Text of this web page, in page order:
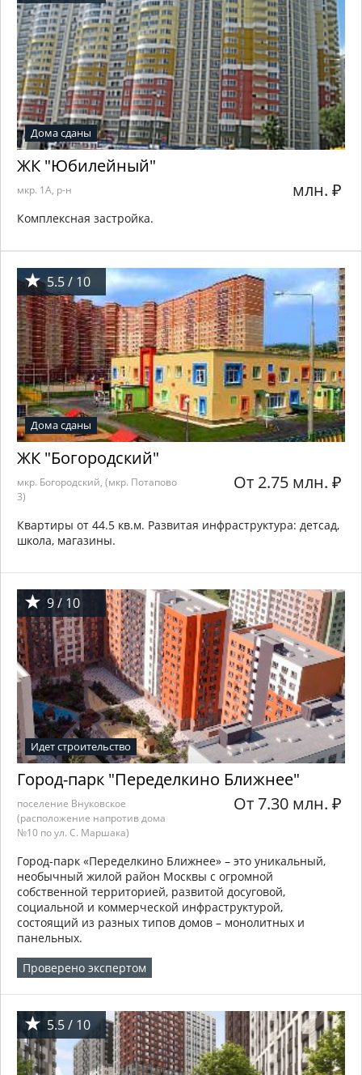
Дома сданы
ЖК "Юбилейный"
мкр. 1А, р-н млн. ₽
Комплексная застройка.
5.5 / 10
Дома сданы
ЖК "Богородский"
мкр. Богородский, (мкр. Потапово
3)
От 2.75 млн. ₽
Квартиры от 44.5 кв.м. Развитая инфраструктура: детсад,
школа, магазины.
9 / 10
Идет строительство
Город-парк "Переделкино Ближнее"
поселение Внуковское
(расположение напротив дома
№10 по ул. С. Маршака)
От 7.30 млн. ₽
Город-парк «Переделкино Ближнее» – это уникальный,
необычный жилой район Москвы с огромной
собственной территорией, развитой досуговой,
социальной и коммерческой инфраструктурой,
состоящий из разных типов домов – монолитных и
панельных.
Проверено экспертом
5.5 / 10